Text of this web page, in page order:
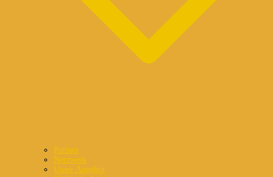
Partner
Netzwerk
Unser Angebot